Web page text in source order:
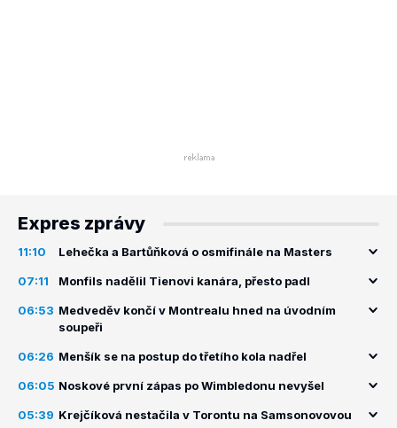
Expres zprávy
11:10 Lehečka a Bartůňková o osmifinále na Masters
07:11 Monfils nadělil Tienovi kanára, přesto padl
06:53 Medveděv končí v Montrealu hned na úvodním
soupeři
06:26 Menšík se na postup do třetího kola nadřel
06:05 Noskové první zápas po Wimbledonu nevyšel
05:39 Krejčíková nestačila v Torontu na Samsonovovou